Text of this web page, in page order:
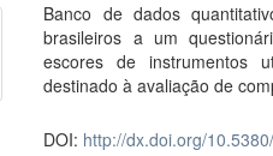
Banco de dados
brasileiros a um
escores de instrumentos
destinado à avaliação de
DOI: http://dx.doi.org/